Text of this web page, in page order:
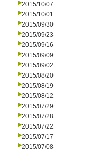
2015/10/07
2015/10/01
2015/09/30
2015/09/23
2015/09/16
2015/09/09
2015/09/02
2015/08/20
2015/08/19
2015/08/12
2015/07/29
2015/07/28
2015/07/22
2015/07/17
2015/07/08